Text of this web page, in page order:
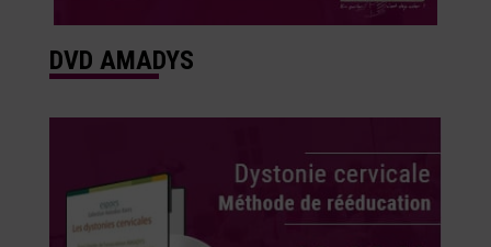
DVD AMADYS